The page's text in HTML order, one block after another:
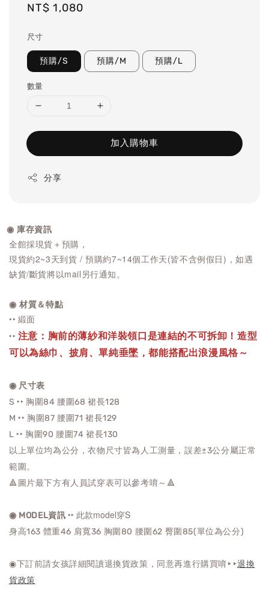
Regular
NT$ 1,080
尺寸
預購/S 預購/M 預購/L
數量
加入購物車
分享
庫存資訊
全館採現貨＋預購，
現貨約2~3天到貨 / 預購約7~14個工作天(皆不含例假日)，如遇
缺貨/斷貨將以mail另行通知。
◉ 材質＆特點
‣‣ 緞面
‣‣ 注意：胸前的薄紗和洋裝領口是連結的不可拆卸！造型
可以為絲巾、披肩、單純垂墜，都能搭配出浪漫風格～
◉ 尺寸表
S ‣‣ 胸圍84 腰圍68 裙長128
M ‣‣ 胸圍87 腰圍71 裙長129
L ‣‣ 胸圍90 腰圍74裙長130
以上單位均為公分，衣物尺寸皆為人工測量，誤差±3公分屬正常
範圍。
🔺圖片最下方有人員試穿表可以參考唷～🔺
◉ MODEL資訊 ‣‣ 此款model穿S
身高163 體重46 肩寬36 胸圍80 腰圍62 臀圍85(單位為公分)
◉下訂前請女孩詳細閱讀退換貨政策，同意再進行購買唷‣‣退換
貨政策